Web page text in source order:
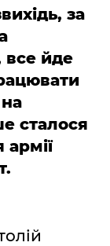
за
все йде
сталося
армії